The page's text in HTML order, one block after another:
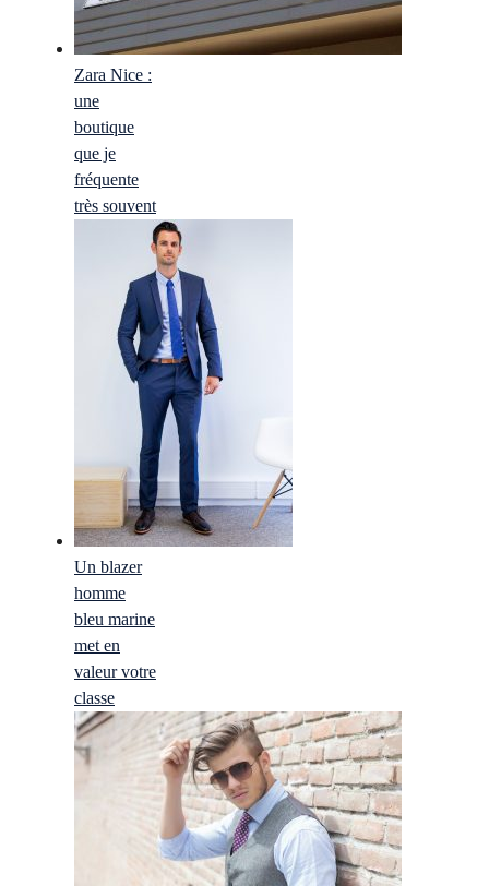
Zara Nice :
une
boutique
que je
fréquente
très souvent
Un blazer
homme
bleu marine
met en
valeur votre
classe